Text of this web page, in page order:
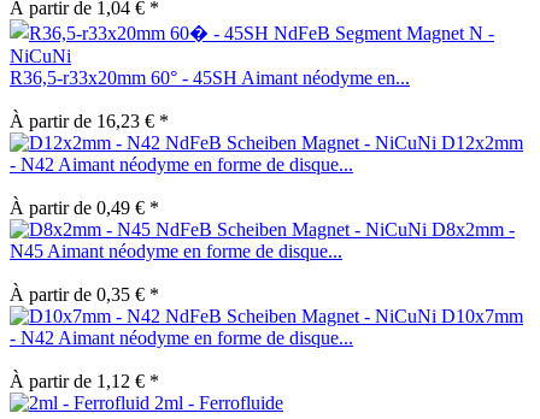
À partir de 1,04 € *
R36,5-r33x20mm 60° - 45SH Aimant néodyme en...
À partir de 16,23 € *
D12x2mm
- N42 Aimant néodyme en forme de disque...
À partir de 0,49 € *
D8x2mm -
N45 Aimant néodyme en forme de disque...
À partir de 0,35 € *
D10x7mm
- N42 Aimant néodyme en forme de disque...
À partir de 1,12 € *
2ml - Ferrofluide